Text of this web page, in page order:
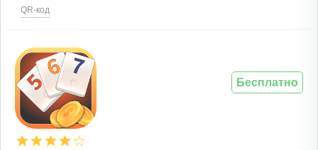
QR-код
Бесплатно